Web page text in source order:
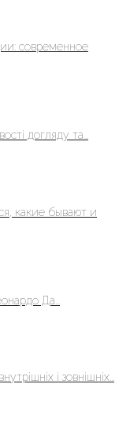
современное
догляду та...
какие бывают и
Да...
і зовнішніх...